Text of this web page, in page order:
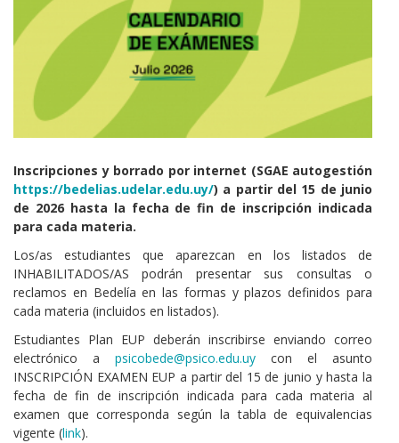
Cuerpo
Inscripciones y borrado por internet (SGAE autogestión
https://bedelias.udelar.edu.uy/) a partir del 15 de junio
de 2026 hasta la fecha de fin de inscripción indicada
para cada materia.
Los/as estudiantes que aparezcan en los listados de
INHABILITADOS/AS podrán presentar sus consultas o
reclamos en Bedelía en las formas y plazos definidos para
cada materia (incluidos en listados).
Estudiantes Plan EUP deberán inscribirse enviando correo
electrónico a psicobede@psico.edu.uy con el asunto
INSCRIPCIÓN EXAMEN EUP a partir del 15 de junio y hasta la
fecha de fin de inscripción indicada para cada materia al
examen que corresponda según la tabla de equivalencias
vigente (link).